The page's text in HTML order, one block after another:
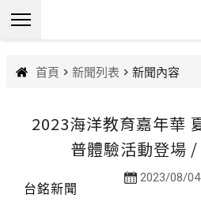
首頁 > 新聞列表 > 新聞內容
2023海洋教育嘉年華
普體驗活動登場
2023/08/04
台銘新聞